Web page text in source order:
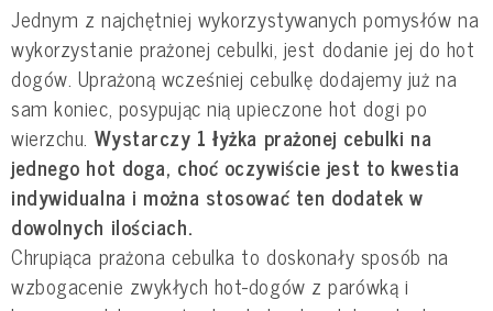
Jednym z najchętniej wykorzystywanych pomysłów na
wykorzystanie prażonej cebulki, jest dodanie jej do hot
dogów. Uprażoną wcześniej cebulkę dodajemy już na
sam koniec, posypując nią upieczone hot dogi po
wierzchu. Wystarczy 1 łyżka prażonej cebulki na
jednego hot doga, choć oczywiście jest to kwestia
indywidualna i można stosować ten dodatek w
dowolnych ilościach.
Chrupiąca prażona cebulka to doskonały sposób na
wzbogacenie zwykłych hot-dogów z parówką i